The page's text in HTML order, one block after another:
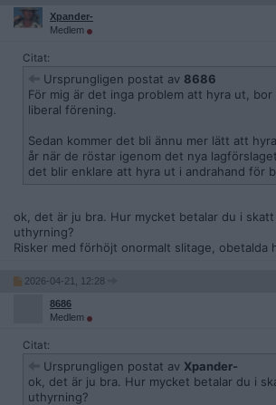
område man skulle vilja bo i..
Xpander-
Medlem
Citat:
Ursprungligen postat av 8686
För mig är det inga problem att hyra ut,
liberal förening.
Sedan kommer det bli ännu mer lätt att
år när de röstar igenom det nya
det blir enklare att hyra ut i andrahand för
ok, det är ju bra. Hur mycket betalar du i skatt
uthyrning?
Risker med förhöjt onormalt slitage, obetalda
2026-04-21, 12:28
8686
Medlem
Citat:
Ursprungligen postat av Xpander-
ok, det är ju bra. Hur mycket betalar du i
uthyrning?